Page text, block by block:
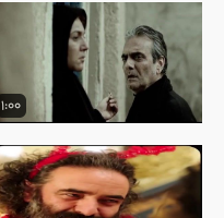
1:00